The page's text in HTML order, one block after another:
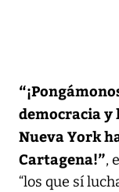
democracia y
Nueva York
Cartagena!”,
“los que sí